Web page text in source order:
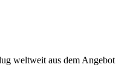
weltweit aus dem Angebot